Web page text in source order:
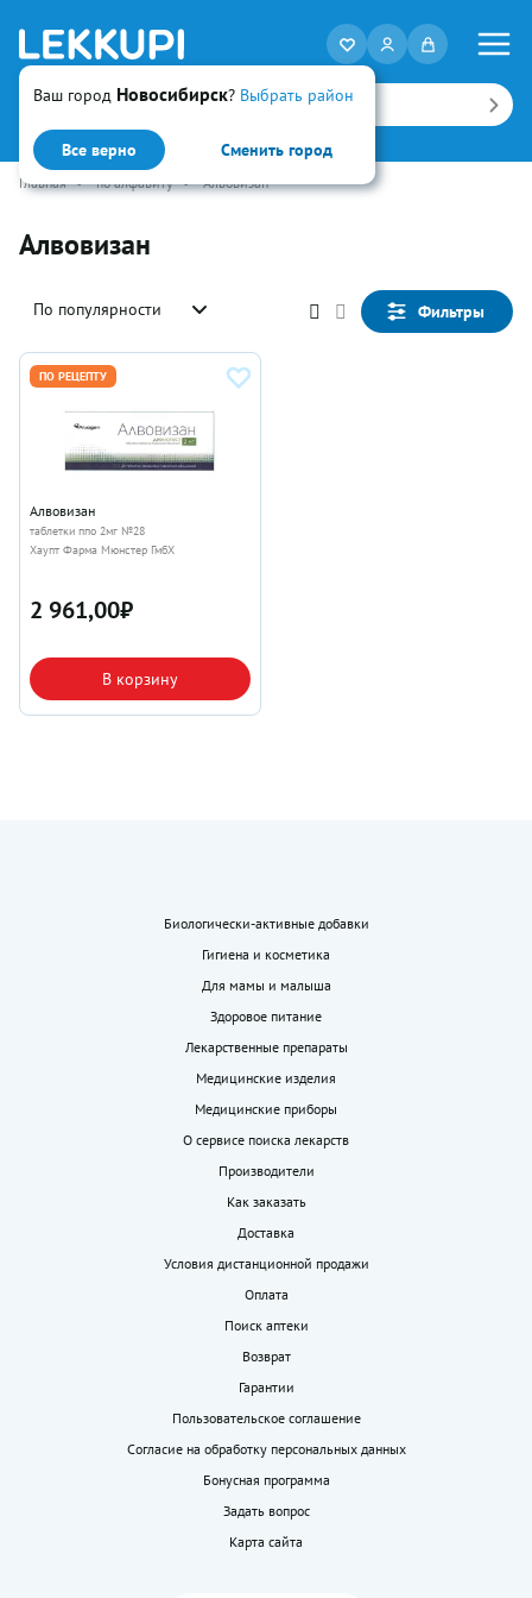
Ваш город Новосибирск? Выбрать район
Все верно Сменить город
Искать
Главная • по алфавиту • Алвовизан
Алвовизан
По популярности Фильтры
ПО РЕЦЕПТУ
Алвовизан
таблетки ппо 2мг №28
Хаупт Фарма Мюнстер ГмбХ
2 961,00₽
В корзину
Биологически-активные добавки
Гигиена и косметика
Для мамы и малыша
Здоровое питание
Лекарственные препараты
Медицинские изделия
Медицинские приборы
О сервисе поиска лекарств
Производители
Как заказать
Доставка
Условия дистанционной продажи
Оплата
Поиск аптеки
Возврат
Гарантии
Пользовательское соглашение
Согласие на обработку персональных данных
Бонусная программа
Задать вопрос
Карта сайта